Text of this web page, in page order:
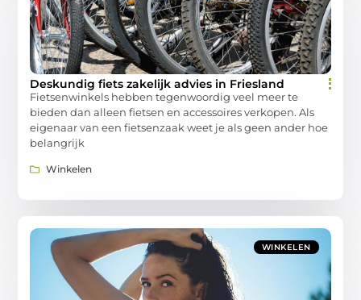
Deskundig fiets zakelijk advies in Friesland
Fietsenwinkels hebben tegenwoordig veel meer te
bieden dan alleen fietsen en accessoires verkopen. Als
eigenaar van een fietsenzaak weet je als geen ander hoe
belangrijk
Winkelen
WINKELEN